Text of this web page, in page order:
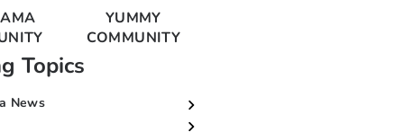
YUMMY
COMMUNITY
Topics
News